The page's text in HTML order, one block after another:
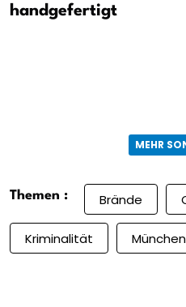
handgefertigt
MEHR
Themen : Brände
Kriminalität München